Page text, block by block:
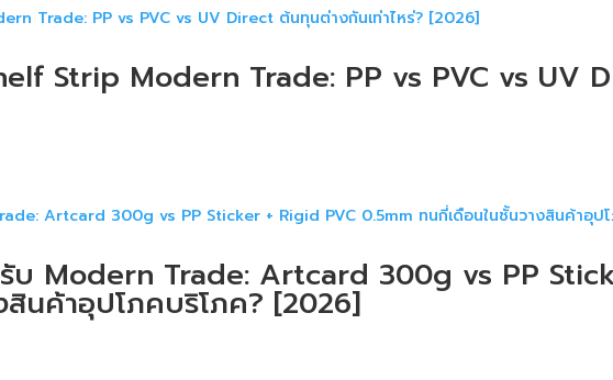
Strip Modern Trade: PP vs PVC vs UV
บ Modern Trade: Artcard 300g vs PP
สินค้าอุปโภคบริโภค? [2026]